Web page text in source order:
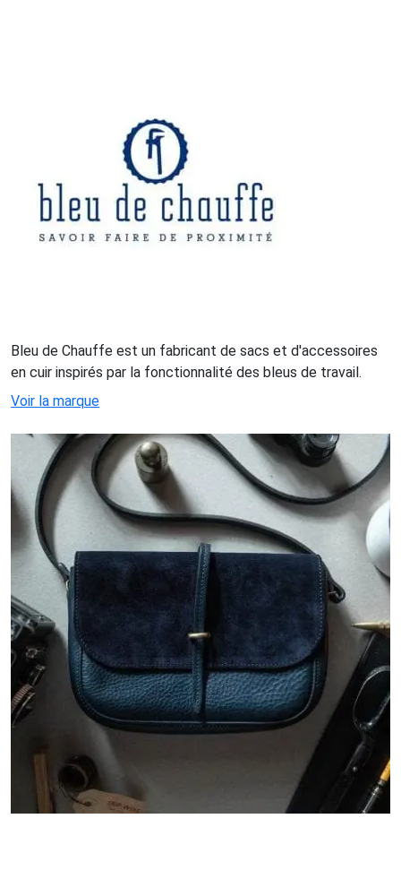
Bleu de Chauffe est un fabricant de sacs et d'accessoires
en cuir inspirés par la fonctionnalité des bleus de travail.
Voir la marque